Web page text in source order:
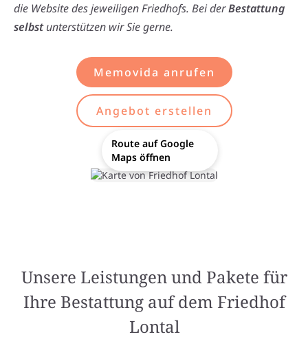
die Website des jeweiligen Friedhofs. Bei derBestattung
selbstunterstützen wir Sie gerne.
Memovida anrufen
Angebot erstellen
Route auf Google
Maps öffnen
Unsere Leistungen und Pakete für
Ihre Bestattung auf dem Friedhof
Lontal